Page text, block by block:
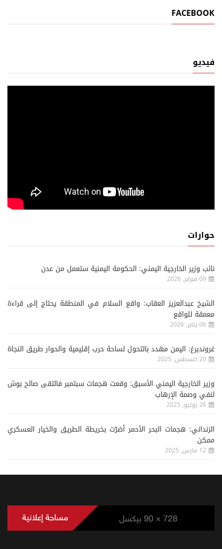
FACEBOOK
فيديو
حوارات
نائب وزير الخارجية اليمني: الحكومة اليمنية ستعمل من عدن
09 فبراير, 2026
الشيخ عبدالعزيز العقاب: واقع السلام في المنطقة يحتاج إلى قراءة
معمقة للواقع
06 يناير, 2026
غروندبرغ: اليمن مهدد بالتحول لساحة حرب إقليمية والحوار طريق النجاة
20 اغسطس, 2025
وزير الخارجية اليمني الأسبق: وقعت هجمات سبتمبر فالتقى صالح بوش
لنفي وصمة الإرهاب
26 يوليو, 2025
الزنداني: هجمات البحر الأحمر أضرّت بخريطة الطريق والخيار العسكري
ممكن
12 مارس, 2025